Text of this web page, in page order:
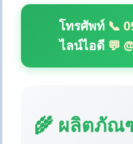
โทรศัพท์ 📞
ไลน์ไอดี 💬
🌾 ผลิตภัณ